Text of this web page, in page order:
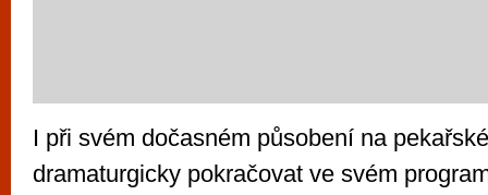
I při svém dočasném působení na
dramaturgicky pokračovat ve svém